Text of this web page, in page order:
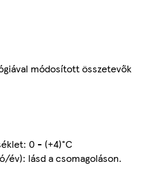
módosított összetevők
0 - (+4)°C
év): lásd a csomagoláson.